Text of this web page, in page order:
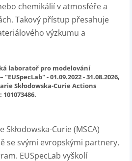
chemikálií v atmosféře a
Takový přístup přesahuje
výzkumu a
laboratoř pro modelování
- 01.09.2022 - 31.08.2026,
Skłodowska-Curie Actions
Skłodowska-Curie (MSCA)
se svými evropskými partnery,
EUSpecLab vyškolí